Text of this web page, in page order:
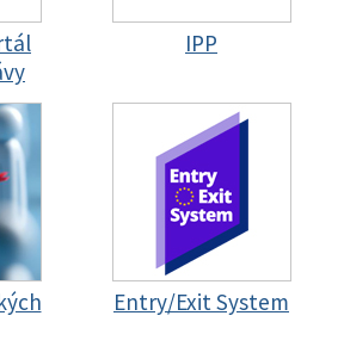
IPP
Entry/Exit System